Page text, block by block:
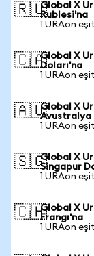
🇷🇺Global X
Rublesi'na
1 URAon
🇨🇦Global X
Doları'na
1 URAon
🇦🇺Global X
Avustralya
1 URAon
🇸🇬Global X
Singapur
1 URAon
🇨🇭Global X
Frangı'na
1 URAon